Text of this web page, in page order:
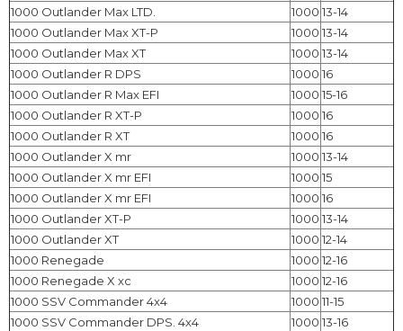
1000 Outlander Max LTD.
1000 13-14
1000 Outlander Max XT-P
1000 13-14
1000 Outlander Max XT
1000 13-14
1000 Outlander R DPS
1000 16
1000 Outlander R Max EFI
1000 15-16
1000 Outlander R XT-P
1000 16
1000 Outlander R XT
1000 16
1000 Outlander X mr
1000 13-14
1000 Outlander X mr EFI
1000 15
1000 Outlander X mr EFI
1000 16
1000 Outlander XT-P
1000 13-14
1000 Outlander XT
1000 12-14
1000 Renegade
1000 12-16
1000 Renegade X xc
1000 12-16
1000 SSV Commander 4x4
1000 11-15
1000 SSV Commander DPS. 4x4
1000 13-16